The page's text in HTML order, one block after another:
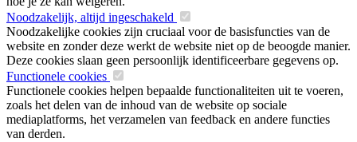
Noodzakelijk, altijd ingeschakeld
Noodzakelijke cookies zijn cruciaal voor de basisfuncties van de
website en zonder deze werkt de website niet op de beoogde manier.
Deze cookies slaan geen persoonlijk identificeerbare gegevens op.
Functionele cookies
Functionele cookies helpen bepaalde functionaliteiten uit te voeren,
zoals het delen van de inhoud van de website op sociale
mediaplatforms, het verzamelen van feedback en andere functies
van derden.